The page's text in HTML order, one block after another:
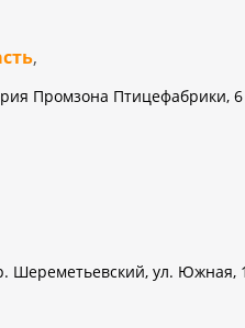
,
Промзона Птицефабрики,
Шереметьевский, ул. Южная,